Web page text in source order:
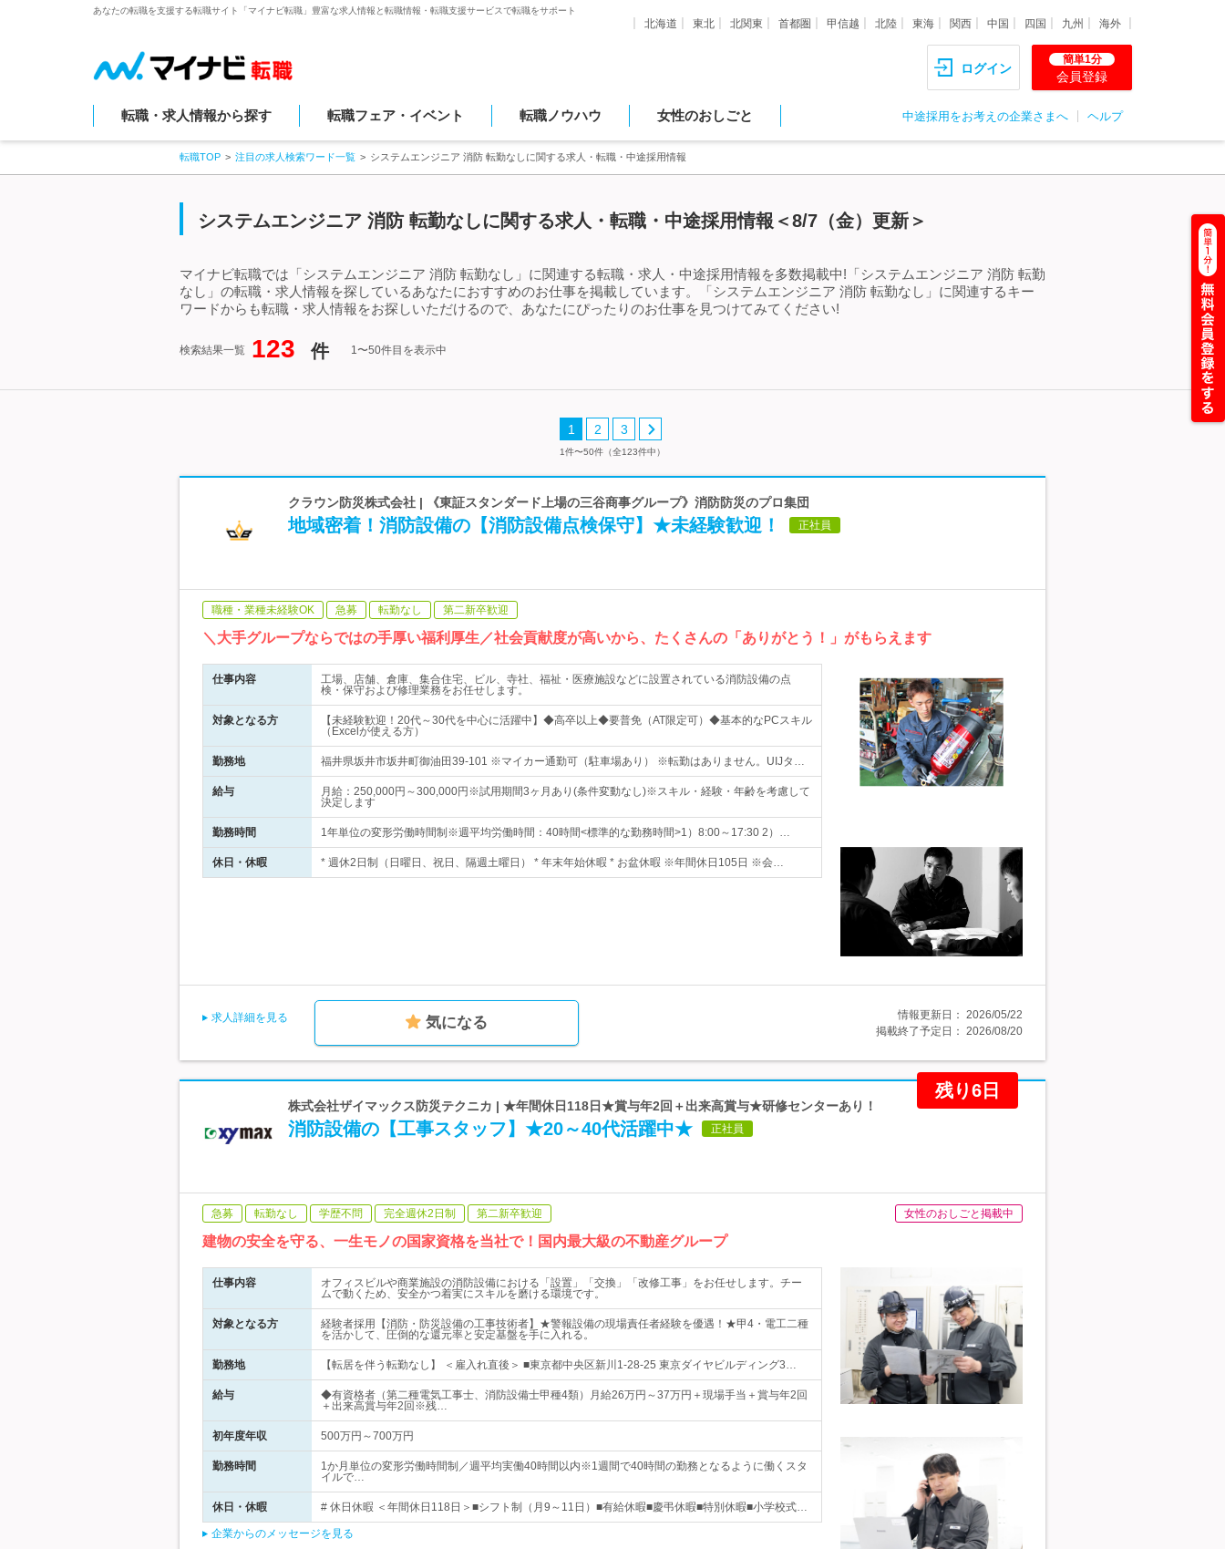
あなたの転職を支援する転職サイト「マイナビ転職」豊富な求人情報と転職情報・転職支援サービスで転職をサポート
北海道 東北 北関東 首都圏 甲信越 北陸 東海 関西 中国 四国 九州 海外
ログイン
簡単1分
会員登録
転職・求人情報から探す 転職フェア・イベント 転職ノウハウ 女性のおしごと 中途採用をお考えの企業さまへ ヘルプ
転職TOP 注目の求人検索ワード一覧 システムエンジニア 消防 転勤なしに関する求人・転職・中途採用情報
システムエンジニア 消防 転勤なしに関する求人・転職・中途採用情報＜8/7（金）更新＞
マイナビ転職では「システムエンジニア 消防 転勤なし」に関連する転職・求人・中途採用情報を多数掲載中!「システムエンジニア 消防 転勤
なし」の転職・求人情報を探しているあなたにおすすめのお仕事を掲載しています。「システムエンジニア 消防 転勤なし」に関連するキー
ワードからも転職・求人情報をお探しいただけるので、あなたにぴったりのお仕事を見つけてみてください!
検索結果一覧 123 件 1〜50件目を表示中
1 2 3
1件〜50件（全123件中）
クラウン防災株式会社 | 《東証スタンダード上場の三谷商事グループ》消防防災のプロ集団
地域密着！消防設備の【消防設備点検保守】★未経験歓迎！ 正社員
職種・業種未経験OK 急募 転勤なし 第二新卒歓迎
＼大手グループならではの手厚い福利厚生／社会貢献度が高いから、たくさんの「ありがとう！」がもらえます
仕事内容
工場、店舗、倉庫、集合住宅、ビル、寺社、福祉・医療施設などに設置されている消防設備の点
検・保守および修理業務をお任せします。
対象となる方
【未経験歓迎！20代～30代を中心に活躍中】◆高卒以上◆要普免（AT限定可）◆基本的なPCスキル
（Excelが使える方）
勤務地 福井県坂井市坂井町御油田39-101 ※マイカー通勤可（駐車場あり） ※転勤はありません。UIJタ…
給与
月給：250,000円～300,000円※試用期間3ヶ月あり(条件変動なし)※スキル・経験・年齢を考慮して
決定します
勤務時間 1年単位の変形労働時間制※週平均労働時間：40時間<標準的な勤務時間>1）8:00～17:30 2）…
休日・休暇 * 週休2日制（日曜日、祝日、隔週土曜日） * 年末年始休暇 * お盆休暇 ※年間休日105日 ※会…
求人詳細を見る 気になる 情報更新日： 2026/05/22
掲載終了予定日： 2026/08/20
残り6日
株式会社ザイマックス防災テクニカ | ★年間休日118日★賞与年2回＋出来高賞与★研修センターあり！
消防設備の【工事スタッフ】★20～40代活躍中★ 正社員
急募 転勤なし 学歴不問 完全週休2日制 第二新卒歓迎 女性のおしごと掲載中
建物の安全を守る、一生モノの国家資格を当社で！国内最大級の不動産グループ
仕事内容
オフィスビルや商業施設の消防設備における「設置」「交換」「改修工事」をお任せします。チー
ムで動くため、安全かつ着実にスキルを磨ける環境です。
対象となる方
経験者採用【消防・防災設備の工事技術者】★警報設備の現場責任者経験を優遇！★甲4・電工二種
を活かして、圧倒的な還元率と安定基盤を手に入れる。
勤務地 【転居を伴う転勤なし】 ＜雇入れ直後＞ ■東京都中央区新川1-28-25 東京ダイヤビルディング3…
給与
◆有資格者（第二種電気工事士、消防設備士甲種4類）月給26万円～37万円＋現場手当＋賞与年2回
＋出来高賞与年2回※残…
初年度年収 500万円～700万円
勤務時間
1か月単位の変形労働時間制／週平均実働40時間以内※1週間で40時間の勤務となるように働くスタ
イルで…
休日・休暇 # 休日休暇 ＜年間休日118日＞■シフト制（月9～11日）■有給休暇■慶弔休暇■特別休暇■小学校式…
企業からのメッセージを見る